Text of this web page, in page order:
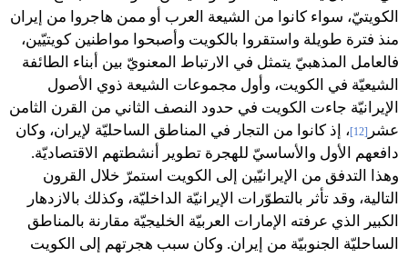
الكويتيّ، سواء كانوا من الشيعة العرب أو ممن هاجروا من إيران
منذ فترة طويلة واستقروا بالكويت وأصبحوا مواطنين كويتيّين،
فالعامل المذهبيّ يتمثل في الارتباط المعنويّ بين أبناء الطائفة
الشيعيّة في الكويت، وأول مجموعات الشيعة ذوي الأصول
الإيرانيّة جاءت الكويت في حدود النصف الثاني من القرن الثامن
عشر [12]
، إذ كانوا من التجار في المناطق الساحليّة لإيران، وكان
دافعهم الأول والأساسيّ للهجرة تطوير أنشطتهم الاقتصاديّة.
وهذا التدفق من الإيرانيّين إلى الكويت استمرّ خلال القرون
التالية، وقد تأثر بالتطوّرات الإيرانيّة الداخليّة، وكذلك بالازدهار
الكبير الذي عرفته الإمارات العربيّة الخليجيّة مقارنة بالمناطق
الساحليّة الجنوبيّة من إيران. وكان سبب هجرتهم إلى الكويت